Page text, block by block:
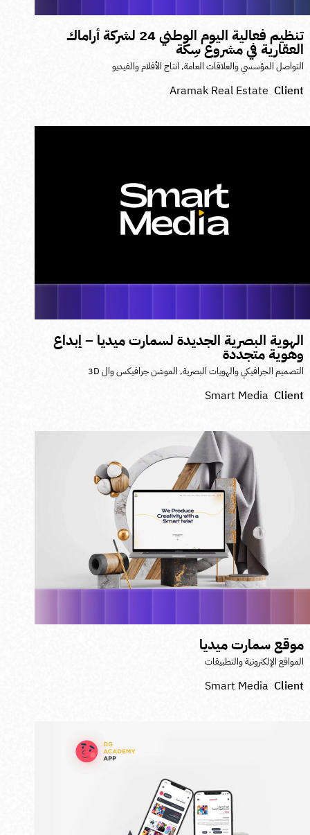
تنظيم فعالية اليوم الوطني 24 لشركة أراماك
العقارية في مشروع سِكّة
التواصل المؤسسي والعلاقات العامة,انتاج الأفلام والفيديو
Client
Aramak Real Estate
الهوية البصرية الجديدة لسمارت ميديا – إبداع
وهوية متجددة
التصميم الجرافيكي والهويات البصرية,الموشن جرافيكس وال 3D
Client
Smart Media
موقع سمارت ميديا
المواقع الإلكترونية والتطبيقات
Client
Smart Media